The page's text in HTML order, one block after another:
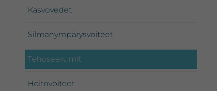
Kasvovedet
Silmänympärysvoiteet
Tehoseerumit
Hoitovoiteet